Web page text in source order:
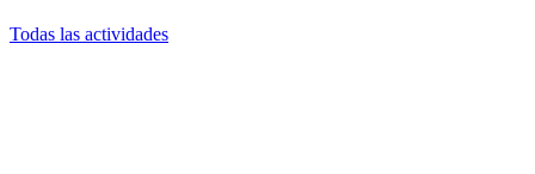
Todas las actividades